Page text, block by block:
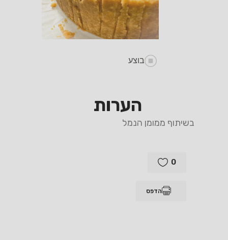
בוצע
הערות
בשיתוף ממומן הנמל
0
הדפס